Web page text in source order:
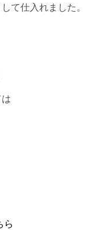
て仕入れました。
ら